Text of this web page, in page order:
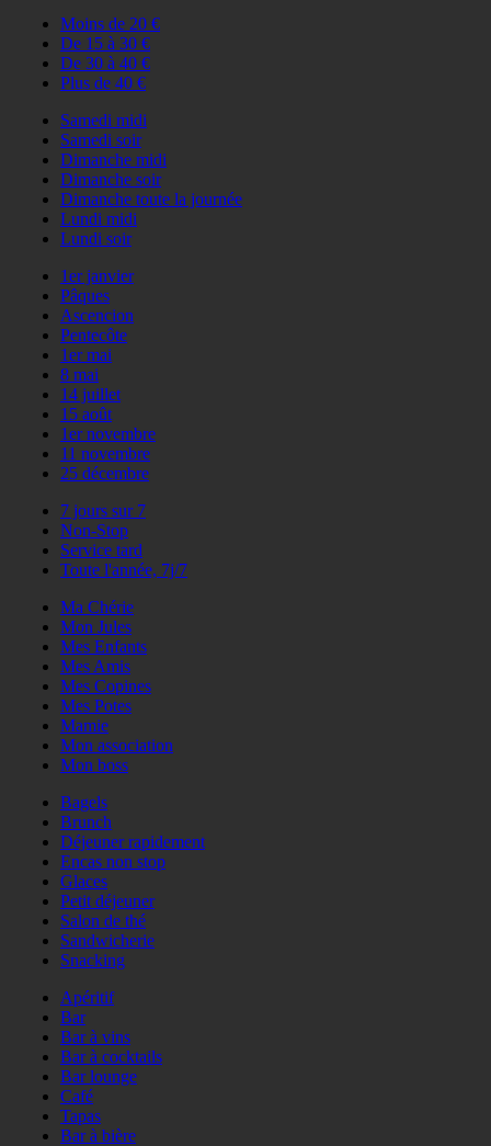
Moins de 20 €
De 15 à 30 €
De 30 à 40 €
Plus de 40 €
Samedi midi
Samedi soir
Dimanche midi
Dimanche soir
Dimanche toute la journée
Lundi midi
Lundi soir
1er janvier
Pâques
Ascencion
Pentecôte
1er mai
8 mai
14 juillet
15 août
1er novembre
11 novembre
25 décembre
7 jours sur 7
Non-Stop
Service tard
Toute l'année, 7j/7
Ma Chérie
Mon Jules
Mes Enfants
Mes Amis
Mes Copines
Mes Potes
Mamie
Mon association
Mon boss
Bagels
Brunch
Déjeuner rapidement
Encas non stop
Glaces
Petit déjeuner
Salon de thé
Sandwicherie
Snacking
Apéritif
Bar
Bar à vins
Bar à cocktails
Bar lounge
Café
Tapas
Bar à bière